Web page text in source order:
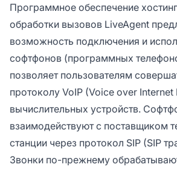
Программное обеспечение
обработки вызовов LiveAgent
возможность подключения и
софтфонов (программных
позволяет пользователям
протоколу VoIP (Voice over
вычислительных устройств.
взаимодействуют с поставщиком
станции через протокол SIP (SIP
Звонки по-прежнему